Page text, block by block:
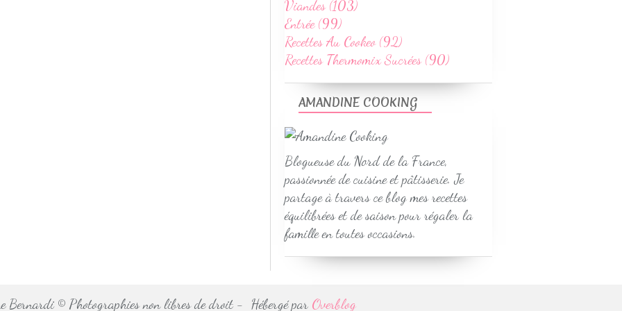
AMANDINE COOKING
Blogueuse du Nord de la France,
passionnée de cuisine et pâtisserie. Je
partage à travers ce blog mes recettes
équilibrées et de saison pour régaler la
famille en toutes occasions.
Viandes (103)
Entrée (99)
Recettes Au Cookeo (92)
Recettes Thermomix Sucrées (90)
Bernardi © Photographies non libres de droit - Hébergé par Overblog